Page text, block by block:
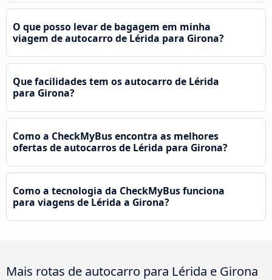
O que posso levar de bagagem em minha
viagem de autocarro de Lérida para Girona?
Que facilidades tem os autocarro de Lérida
para Girona?
Como a CheckMyBus encontra as melhores
ofertas de autocarros de Lérida para Girona?
Como a tecnologia da CheckMyBus funciona
para viagens de Lérida a Girona?
Mais rotas de autocarro para Lérida e Girona